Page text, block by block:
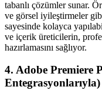
tabanlı çözümler sunar.
ve görsel iyileştirmeler
sayesinde kolayca
ve içerik üreticilerin,
hazırlamasını sağlıyor.
4. Adobe Premiere
Entegrasyonlarıyla)